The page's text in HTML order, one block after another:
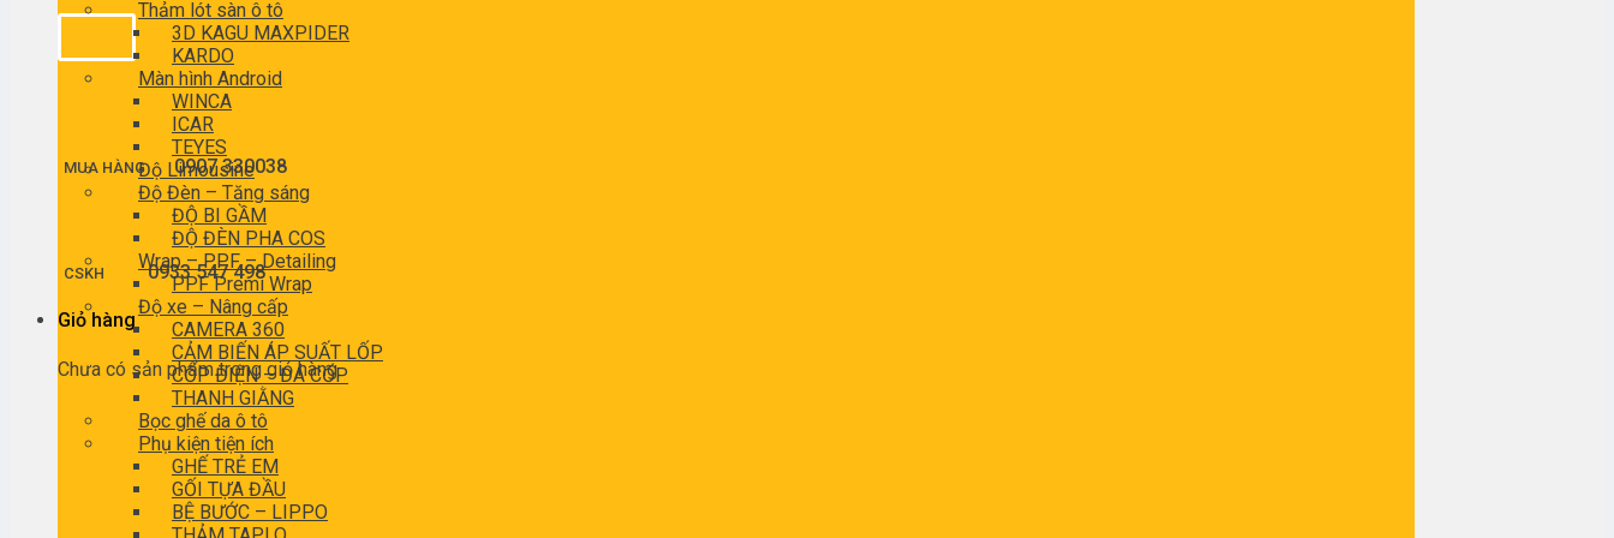
MUA HÀNG 0907 330038
CSKH0933 547 498
Giỏ hàng
Chưa có sản phẩm trong giỏ hàng.
Thảm lót sàn ô tô
3D KAGU MAXPIDER
KARDO
Màn hình Android
WINCA
ICAR
TEYES
Độ Limousine
Độ Đèn – Tăng sáng
ĐỘ BI GẦM
ĐỘ ĐÈN PHA COS
Wrap – PPF – Detailing
PPF Premi Wrap
Độ xe – Nâng cấp
CAMERA 360
CẢM BIẾN ÁP SUẤT LỐP
CỐP ĐIỆN – ĐÁ CỐP
THANH GIẰNG
Bọc ghế da ô tô
Phụ kiện tiện ích
GHẾ TRẺ EM
GỐI TỰA ĐẦU
BỆ BƯỚC – LIPPO